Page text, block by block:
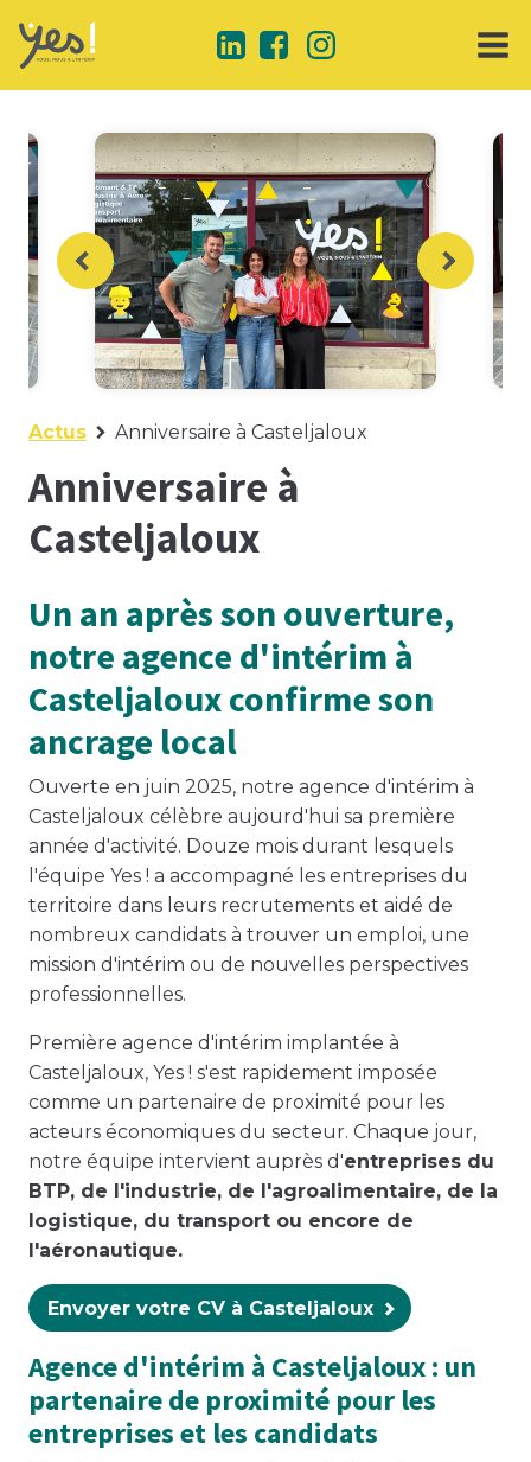
Actus Anniversaire à Casteljaloux
Anniversaire à
Casteljaloux
Un an après son ouverture,
notre agence d'intérim à
Casteljaloux confirme son
ancrage local
Ouverte en juin 2025, notre agence d'intérim à
Casteljaloux célèbre aujourd'hui sa première
année d'activité. Douze mois durant lesquels
l'équipe Yes ! a accompagné les entreprises du
territoire dans leurs recrutements et aidé de
nombreux candidats à trouver un emploi, une
mission d'intérim ou de nouvelles perspectives
professionnelles.
Première agence d'intérim implantée à
Casteljaloux, Yes ! s'est rapidement imposée
comme un partenaire de proximité pour les
acteurs économiques du secteur. Chaque jour,
notre équipe intervient auprès d'entreprises du
BTP, de l'industrie, de l'agroalimentaire, de la
logistique, du transport ou encore de
l'aéronautique.
Envoyer votre CV à Casteljaloux
Agence d'intérim à Casteljaloux : un
partenaire de proximité pour les
entreprises et les candidats